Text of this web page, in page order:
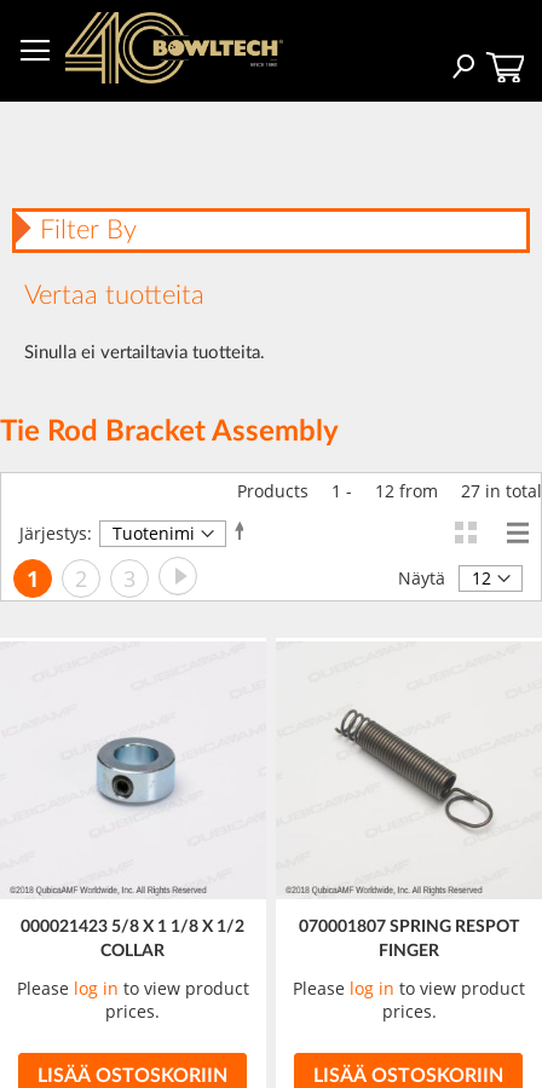
Content
Haku
Tie Rod Bracket Assembly
Products 1 - 12 from 27 in total
Järjestys:
Aseta
Sivu
Luet
hetkellä
1 Sivu
2 Sivu
3 Sivu
Seuraava Näytä
000021423 5/8 X 1 1/8 X 1/2
COLLAR
Please log in to view product
prices.
LISÄÄ OSTOSKORIIN
070001807 SPRING RESPOT
FINGER
Please log in to view product
prices.
LISÄÄ OSTOSKORIIN
Filter By
Vertaa tuotteita
Sinulla ei vertailtavia tuotteita.